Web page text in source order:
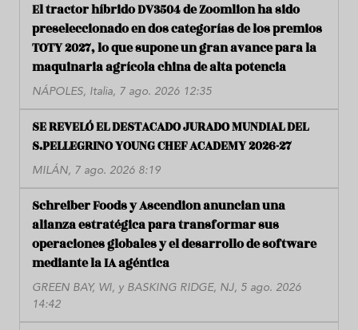
El tractor híbrido DV3504 de Zoomlion ha sido
preseleccionado en dos categorías de los premios
TOTY 2027, lo que supone un gran avance para la
maquinaria agrícola china de alta potencia
NÁPOLES, Italia, 7 ago. 2026 12:35
SE REVELÓ EL DESTACADO JURADO MUNDIAL DEL
S.PELLEGRINO YOUNG CHEF ACADEMY 2026-27
MILÁN, 7 ago. 2026 8:19
Schreiber Foods y Ascendion anuncian una
alianza estratégica para transformar sus
operaciones globales y el desarrollo de software
mediante la IA agéntica
GREEN BAY, WI, y BASKING RIDGE, NJ, 5 ago. 2026
14:42